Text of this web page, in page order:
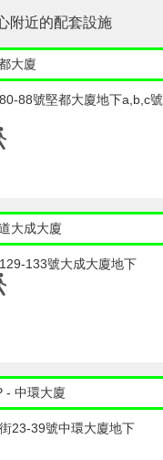
附近的配套設施
大廈
88號堅都大廈地下a,b,c號
大成大廈
133號大成大廈地下
- 中環大廈
23-39號中環大廈地下